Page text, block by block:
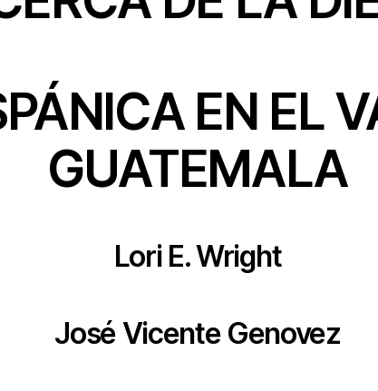
EN EL
GUATEMALA
Lori E. Wright
José Vicente Genovez